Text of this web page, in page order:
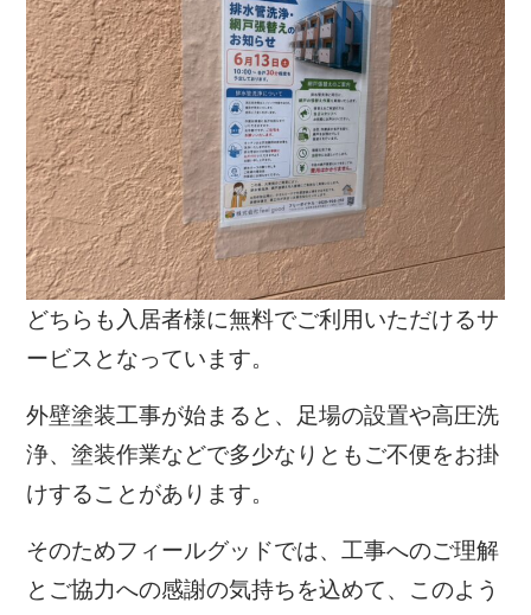
どちらも入居者様に無料でご利用いただけるサ
ービスとなっています。
外壁塗装工事が始まると、足場の設置や高圧洗
浄、塗装作業などで多少なりともご不便をお掛
けすることがあります。
そのためフィールグッドでは、工事へのご理解
とご協力への感謝の気持ちを込めて、このよう